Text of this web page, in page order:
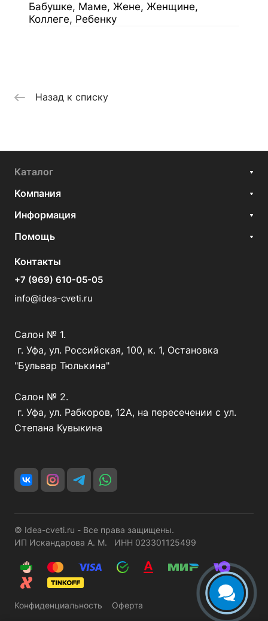
Бабушке, Маме, Жене, Женщине,
Коллеге, Ребенку
Назад к списку
Каталог
Компания
Информация
Помощь
Контакты
+7 (969) 610-05-05
info@idea-cveti.ru
Салон № 1.
г. Уфа, ул. Российская, 100, к. 1, Остановка
"Бульвар Тюлькина"
Салон № 2.
г. Уфа, ул. Рабкоров, 12А, на пересечении с ул.
Степана Кувыкина
© Idea-cveti.ru - Все права защищены.
ИП Искандарова А. М. ИНН 023301125499
Конфиденциальность Оферта